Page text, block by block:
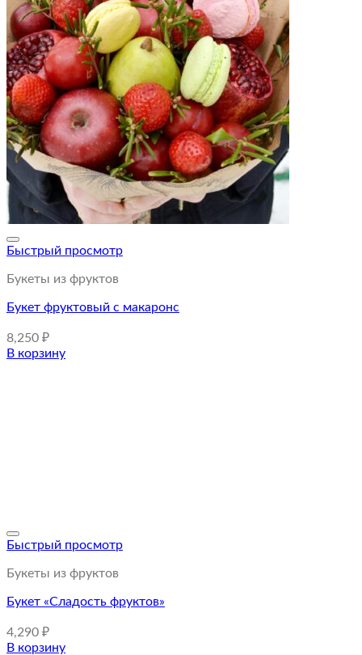
Быстрый просмотр
Букеты из фруктов
Букет фруктовый с макаронс
8,250 ₽
В корзину
Быстрый просмотр
Букеты из фруктов
Букет «Сладость фруктов»
4,290 ₽
В корзину